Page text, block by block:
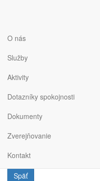
O nás
Služby
Aktivity
Dotazníky spokojnosti
Dokumenty
Zverejňovanie
Kontakt
Prof. Čárskeho
Návšteva
Späť